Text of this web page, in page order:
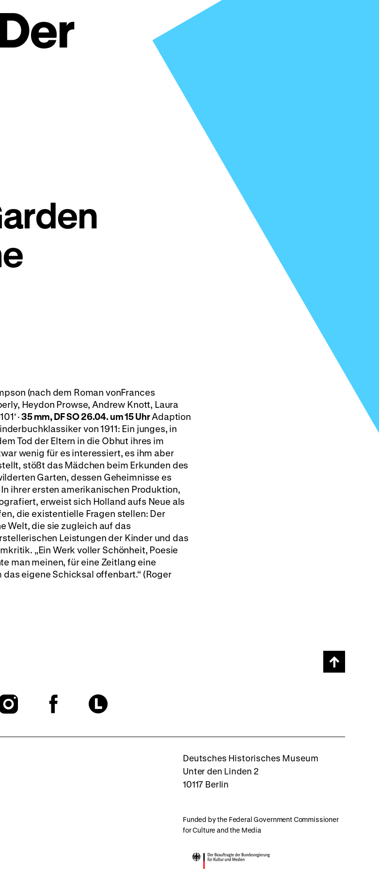
(nach dem Roman vonFrances
Heydon Prowse, Andrew Knott, Laura
·35 mm, DFSO 26.04. um 15 UhrAdaption
von 1911: Ein junges, in
Tod der Eltern in die Obhut ihres im
wenig für es interessiert, es ihm aber
stößt das Mädchen beim Erkunden des
Garten, dessen Geheimnisse es
ihrer ersten amerikanischen Produktion,
erweist sich Holland aufs Neue als
die existentielle Fragen stellen: Der
Welt, die sie zugleich auf das
Leistungen der Kinder und das
„Ein Werk voller Schönheit, Poesie
man meinen, für eine Zeitlang eine
eigene Schicksal offenbart.“ (Roger
Scroll
page
To
To
To
LetterboxdDeutsches Historisches Museum
Unter den Linden 2
10117 Berlin
Funded by the Federal Government Commissioner
for Culture and the Media